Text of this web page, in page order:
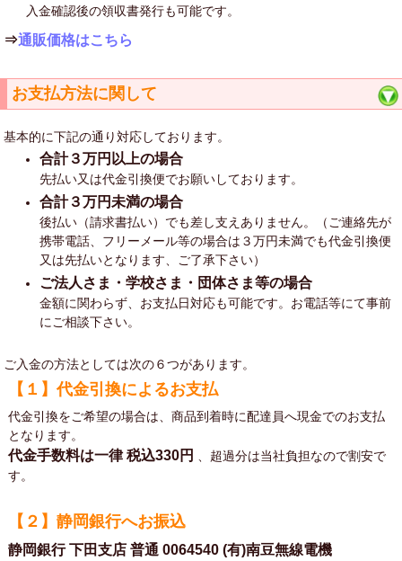
入金確認後の領収書発行も可能です。
⇒通販価格はこちら
お支払方法に関して
基本的に下記の通り対応しております。
合計３万円以上の場合
先払い又は代金引換便でお願いしております。
合計３万円未満の場合
後払い（請求書払い）でも差し支えありません。（ご連絡先が
携帯電話、フリーメール等の場合は３万円未満でも代金引換便
又は先払いとなります、ご了承下さい）
ご法人さま・学校さま・団体さま等の場合
金額に関わらず、お支払日対応も可能です。お電話等にて事前
にご相談下さい。
ご入金の方法としては次の６つがあります。
【１】代金引換によるお支払
代金引換をご希望の場合は、商品到着時に配達員へ現金でのお支払
となります。
代金手数料は一律税込330円
、超過分は当社負担なので割安で
す。
【２】静岡銀行へお振込
静岡銀行 下田支店 普通 0064540 (有)南豆無線電機